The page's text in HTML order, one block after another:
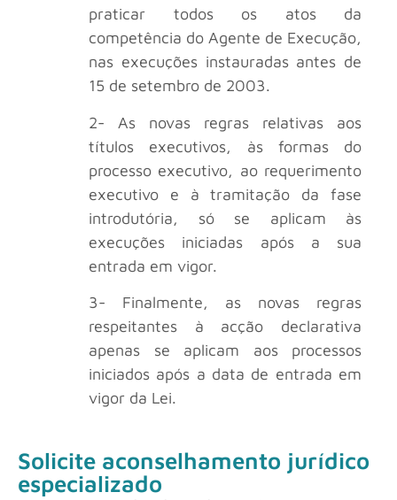
praticar todos os atos da
competência do Agente de Execução,
nas execuções instauradas antes de
15 de setembro de 2003.
2- As novas regras relativas aos
títulos executivos, às formas do
processo executivo, ao requerimento
executivo e à tramitação da fase
introdutória, só se aplicam às
execuções iniciadas após a sua
entrada em vigor.
3- Finalmente, as novas regras
respeitantes à acção declarativa
apenas se aplicam aos processos
iniciados após a data de entrada em
vigor da Lei.
Solicite aconselhamento jurídico
especializado